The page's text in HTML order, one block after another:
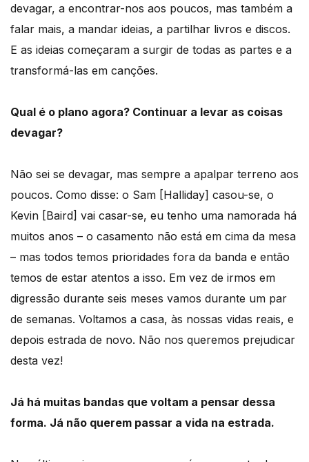
devagar, a encontrar-nos aos poucos, mas também a
falar mais, a mandar ideias, a partilhar livros e discos.
E as ideias começaram a surgir de todas as partes e a
transformá-las em canções.
Qual é o plano agora? Continuar a levar as coisas
devagar?
Não sei se devagar, mas sempre a apalpar terreno aos
poucos. Como disse: o Sam [Halliday] casou-se, o
Kevin [Baird] vai casar-se, eu tenho uma namorada há
muitos anos – o casamento não está em cima da mesa
– mas todos temos prioridades fora da banda e então
temos de estar atentos a isso. Em vez de irmos em
digressão durante seis meses vamos durante um par
de semanas. Voltamos a casa, às nossas vidas reais, e
depois estrada de novo. Não nos queremos prejudicar
desta vez!
Já há muitas bandas que voltam a pensar dessa
forma. Já não querem passar a vida na estrada.